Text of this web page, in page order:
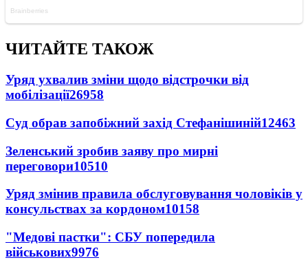
ЧИТАЙТЕ ТАКОЖ
Уряд ухвалив зміни щодо відстрочки від
мобілізації26958
Суд обрав запобіжний захід Стефанішиній12463
Зеленський зробив заяву про мирні
переговори10510
Уряд змінив правила обслуговування чоловіків у
консульствах за кордоном10158
"Медові пастки": СБУ попередила
військових9976